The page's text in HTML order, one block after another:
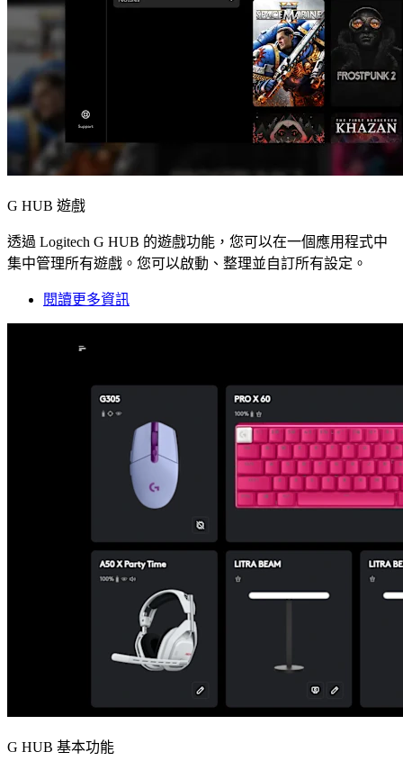
G HUB 遊戲
透過 Logitech G HUB 的遊戲功能，您可以在一個應用程式中
集中管理所有遊戲。您可以啟動、整理並自訂所有設定。
閱讀更多資訊
G HUB 基本功能